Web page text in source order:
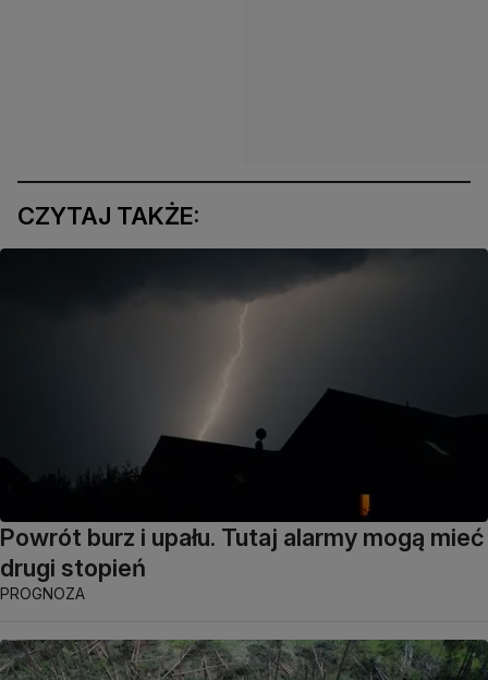
CZYTAJ TAKŻE:
Powrót burz i upału. Tutaj alarmy mogą mieć
drugi stopień
PROGNOZA